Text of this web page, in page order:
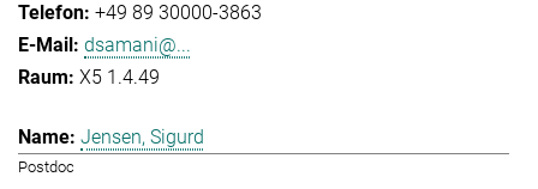
+49 89 30000-3863
dsamani@...
X5 1.4.49
Jensen, Sigurd
Postdoc